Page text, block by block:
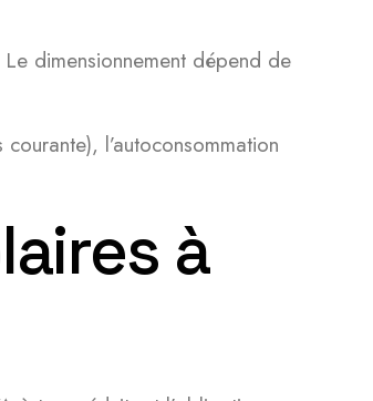
dimensionnement dépend de
l’autoconsommation
à